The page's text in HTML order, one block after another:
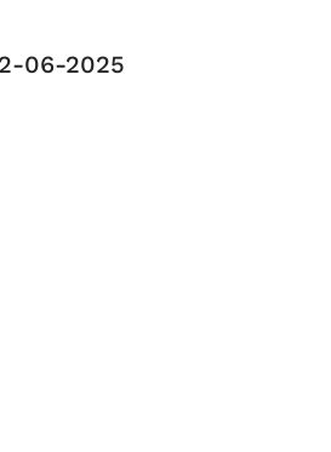
06-2025